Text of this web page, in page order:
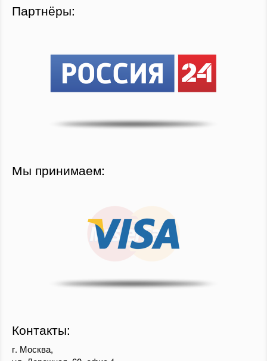
Партнёры:
Мы принимаем:
Контакты:
г. Москва,